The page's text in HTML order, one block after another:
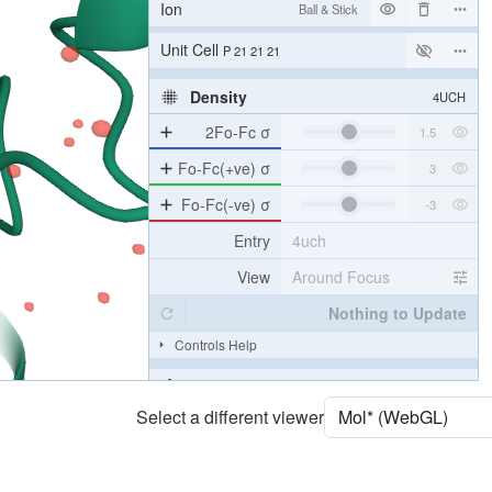
Ion Ball & Stick
Unit Cell P 21 21 21
Density 4UCH
2Fo-Fc σ
Fo-Fc(+ve) σ
Fo-Fc(-ve) σ
Entry
4uch
View
Around Focus
Nothing to Update
Controls Help
Quality Assessment
Assembly Symmetry
Select a different viewer